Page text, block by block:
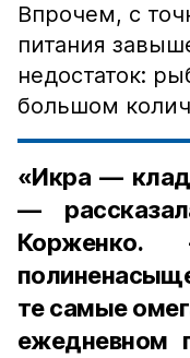
Впрочем, с
питания
недостаток:
большом
«Икра —
—
те самые
ежедневном